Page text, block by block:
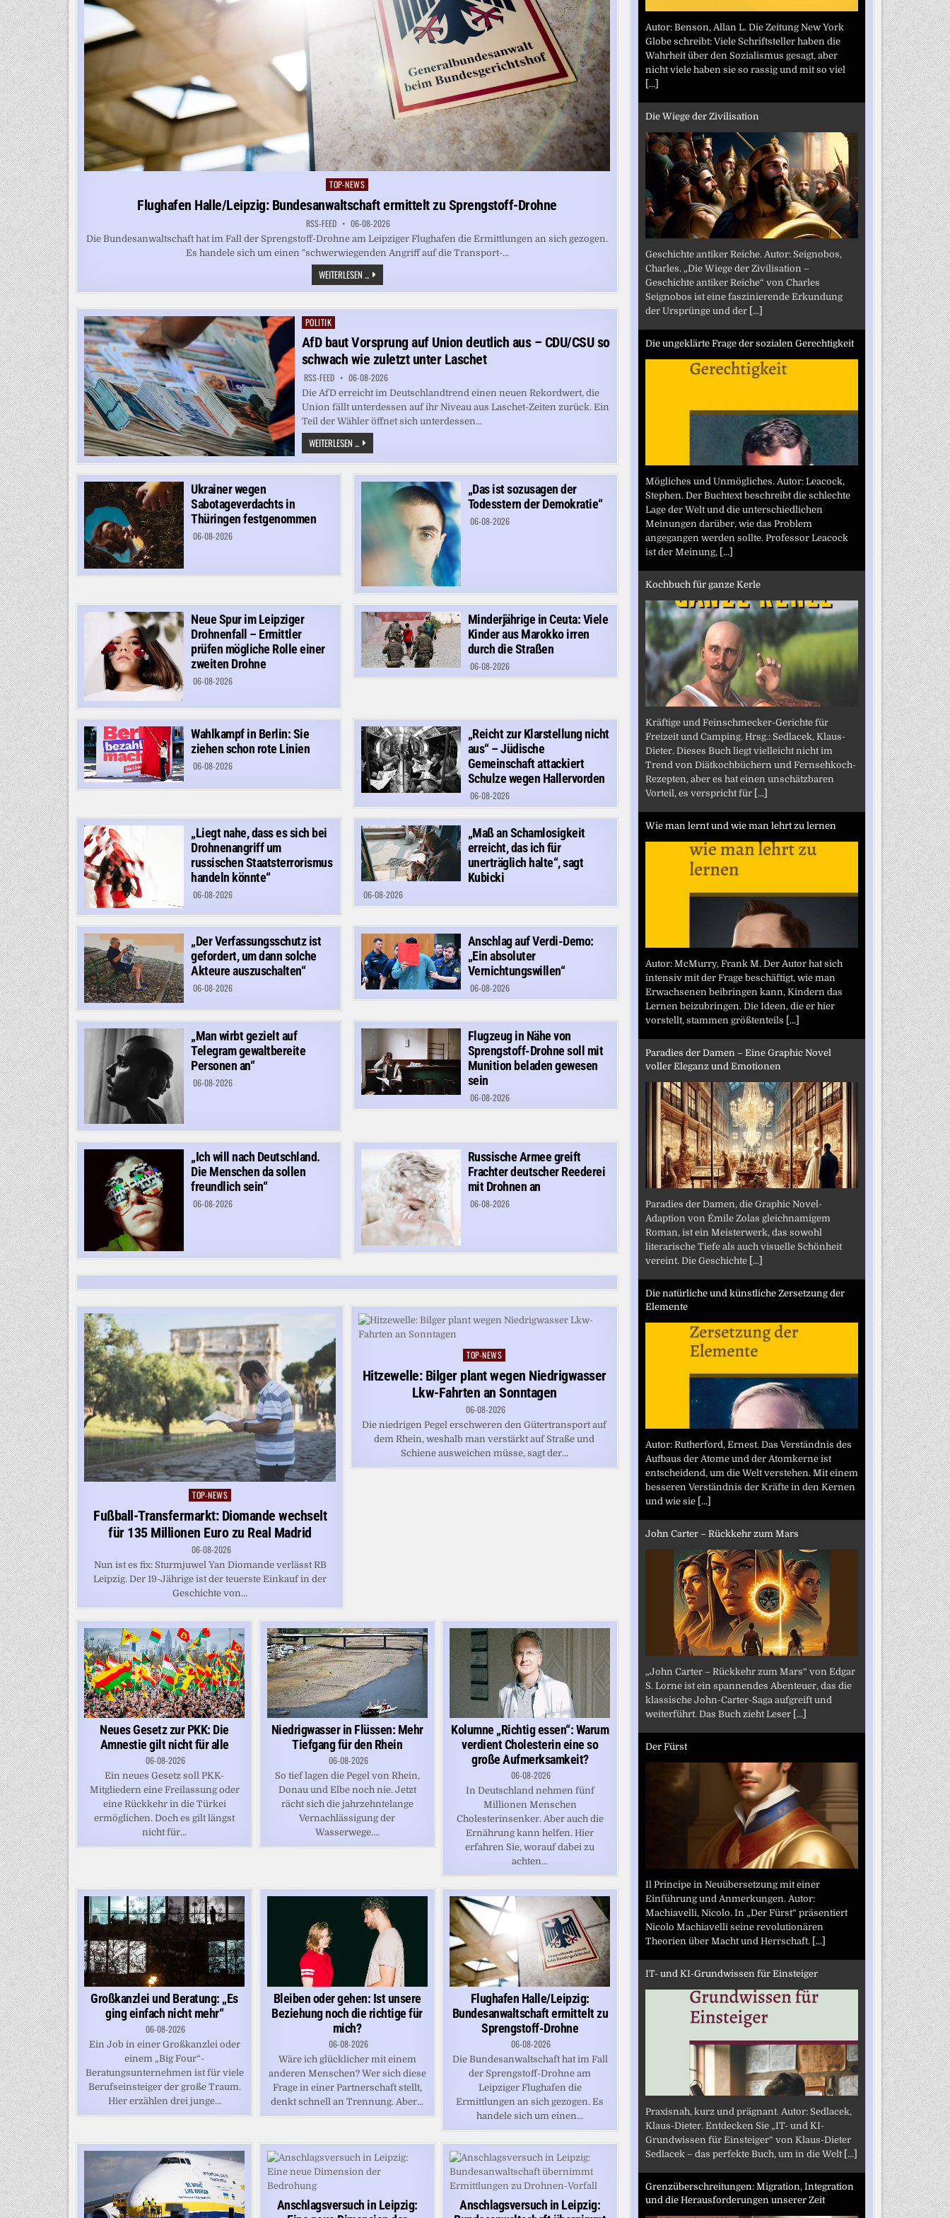
Posted
TOP-NEWS
Flughafen Halle/Leipzig: Bundesanwaltschaft ermittelt zu Sprengstoff-Drohne
RSS-FEED 06-08-2026
Die Bundesanwaltschaft hat im Fall der Sprengstoff-Drohne am Leipziger Flughafen die Ermittlungen an sich gezogen.
Es handele sich um einen "schwerwiegenden Angriff auf die Transport-...
WEITERLESEN ... FLUGHAFEN
HALLE/LEIPZIG:
BUNDESANWALTSCHAFT
ZU
Posted
in
POLITIK
AfD baut Vorsprung auf Union deutlich aus – CDU/CSU so
schwach wie zuletzt unter Laschet
RSS-FEED 06-08-2026
Die AfD erreicht im Deutschlandtrend einen neuen Rekordwert, die
Union fällt unterdessen auf ihr Niveau aus Laschet-Zeiten zurück. Ein
Teil der Wähler öffnet sich unterdessen...
WEITERLESEN ... AFD
BAUT
VORSPRUNG
UNION
DEUTLICH
CDU/CSU
SCHWACH
WIE
ZULETZT
UNTER
LASCHET
Ukrainer wegen
Sabotageverdachts in
Thüringen festgenommen
06-08-2026
„Das ist sozusagen der
Todesstern der Demokratie“
06-08-2026
Neue Spur im Leipziger
Drohnenfall – Ermittler
prüfen mögliche Rolle einer
zweiten Drohne
06-08-2026
Minderjährige in Ceuta: Viele
Kinder aus Marokko irren
durch die Straßen
06-08-2026
Wahlkampf in Berlin: Sie
ziehen schon rote Linien
06-08-2026
„Reicht zur Klarstellung nicht
aus“ – Jüdische
Gemeinschaft attackiert
Schulze wegen Hallervorden
06-08-2026
„Liegt nahe, dass es sich bei
Drohnenangriff um
russischen Staatsterrorismus
handeln könnte“
06-08-2026
„Maß an Schamlosigkeit
erreicht, das ich für
unerträglich halte“, sagt
Kubicki
06-08-2026
„Der Verfassungsschutz ist
gefordert, um dann solche
Akteure auszuschalten“
06-08-2026
Anschlag auf Verdi-Demo:
„Ein absoluter
Vernichtungswillen“
06-08-2026
„Man wirbt gezielt auf
Telegram gewaltbereite
Personen an“
06-08-2026
Flugzeug in Nähe von
Sprengstoff-Drohne soll mit
Munition beladen gewesen
sein
06-08-2026
„Ich will nach Deutschland.
Die Menschen da sollen
freundlich sein“
06-08-2026
Russische Armee greift
Frachter deutscher Reederei
mit Drohnen an
06-08-2026
Posted
TOP-NEWS
Fußball-Transfermarkt: Diomande wechselt
für 135 Millionen Euro zu Real Madrid
06-08-2026
Nun ist es fix: Sturmjuwel Yan Diomande verlässt RB
Leipzig. Der 19-Jährige ist der teuerste Einkauf in der
Geschichte von...
Posted
in
TOP-NEWS
Hitzewelle: Bilger plant wegen Niedrigwasser
Lkw-Fahrten an Sonntagen
06-08-2026
Die niedrigen Pegel erschweren den Gütertransport auf
dem Rhein, weshalb man verstärkt auf Straße und
Schiene ausweichen müsse, sagt der...
Neues Gesetz zur PKK: Die
Amnestie gilt nicht für alle
06-08-2026
Ein neues Gesetz soll PKK-
Mitgliedern eine Freilassung oder
eine Rückkehr in die Türkei
ermöglichen. Doch es gilt längst
nicht für...
Niedrigwasser in Flüssen: Mehr
Tiefgang für den Rhein
06-08-2026
So tief lagen die Pegel von Rhein,
Donau und Elbe noch nie. Jetzt
rächt sich die jahrzehntelange
Vernachlässigung der
Wasserwege....
Kolumne „Richtig essen“: Warum
verdient Cholesterin eine so
große Aufmerksamkeit?
06-08-2026
In Deutschland nehmen fünf
Millionen Menschen
Cholesterinsenker. Aber auch die
Ernährung kann helfen. Hier
erfahren Sie, worauf dabei zu
achten...
Großkanzlei und Beratung: „Es
ging einfach nicht mehr“
06-08-2026
Ein Job in einer Großkanzlei oder
einem „Big Four“-
Beratungsunternehmen ist für viele
Berufseinsteiger der große Traum.
Hier erzählen drei junge...
Bleiben oder gehen: Ist unsere
Beziehung noch die richtige für
mich?
06-08-2026
Wäre ich glücklicher mit einem
anderen Menschen? Wer sich diese
Frage in einer Partnerschaft stellt,
denkt schnell an Trennung. Aber...
Flughafen Halle/Leipzig:
Bundesanwaltschaft ermittelt zu
Sprengstoff-Drohne
06-08-2026
Die Bundesanwaltschaft hat im Fall
der Sprengstoff-Drohne am
Leipziger Flughafen die
Ermittlungen an sich gezogen. Es
handele sich um einen...
Anschlagsversuch in Leipzig:
Anschlagsversuch in Leipzig:
Autor: Benson, Allan L. Die Zeitung New York
Globe schreibt: Viele Schriftsteller haben die
Wahrheit über den Sozialismus gesagt, aber
nicht viele haben sie so rassig und mit so viel
[...]
Die Wiege der Zivilisation
Geschichte antiker Reiche. Autor: Seignobos,
Charles. „Die Wiege der Zivilisation –
Geschichte antiker Reiche“ von Charles
Seignobos ist eine faszinierende Erkundung
der Ursprünge und der [...]
Die ungeklärte Frage der sozialen Gerechtigkeit
Mögliches und Unmögliches. Autor: Leacock,
Stephen. Der Buchtext beschreibt die schlechte
Lage der Welt und die unterschiedlichen
Meinungen darüber, wie das Problem
angegangen werden sollte. Professor Leacock
ist der Meinung, [...]
Kochbuch für ganze Kerle
Kräftige und Feinschmecker-Gerichte für
Freizeit und Camping. Hrsg.: Sedlacek, Klaus-
Dieter. Dieses Buch liegt vielleicht nicht im
Trend von Diätkochbüchern und Fernsehkoch-
Rezepten, aber es hat einen unschätzbaren
Vorteil, es verspricht für [...]
Wie man lernt und wie man lehrt zu lernen
Autor: McMurry, Frank M. Der Autor hat sich
intensiv mit der Frage beschäftigt, wie man
Erwachsenen beibringen kann, Kindern das
Lernen beizubringen. Die Ideen, die er hier
vorstellt, stammen größtenteils [...]
Paradies der Damen – Eine Graphic Novel
voller Eleganz und Emotionen
Paradies der Damen, die Graphic Novel-
Adaption von Émile Zolas gleichnamigem
Roman, ist ein Meisterwerk, das sowohl
literarische Tiefe als auch visuelle Schönheit
vereint. Die Geschichte [...]
Die natürliche und künstliche Zersetzung der
Elemente
Autor: Rutherford, Ernest. Das Verständnis des
Aufbaus der Atome und der Atomkerne ist
entscheidend, um die Welt verstehen. Mit einem
besseren Verständnis der Kräfte in den Kernen
und wie sie [...]
John Carter – Rückkehr zum Mars
„John Carter – Rückkehr zum Mars“ von Edgar
S. Lorne ist ein spannendes Abenteuer, das die
klassische John-Carter-Saga aufgreift und
weiterführt. Das Buch zieht Leser [...]
Der Fürst
Il Principe in Neuübersetzung mit einer
Einführung und Anmerkungen. Autor:
Machiavelli, Nicolo. In „Der Fürst“ präsentiert
Nicolo Machiavelli seine revolutionären
Theorien über Macht und Herrschaft. [...]
IT- und KI-Grundwissen für Einsteiger
Praxisnah, kurz und prägnant. Autor: Sedlacek,
Klaus-Dieter. Entdecken Sie „IT- und KI-
Grundwissen für Einsteiger“ von Klaus-Dieter
Sedlacek – das perfekte Buch, um in die Welt [...]
Grenzüberschreitungen: Migration, Integration
und die Herausforderungen unserer Zeit